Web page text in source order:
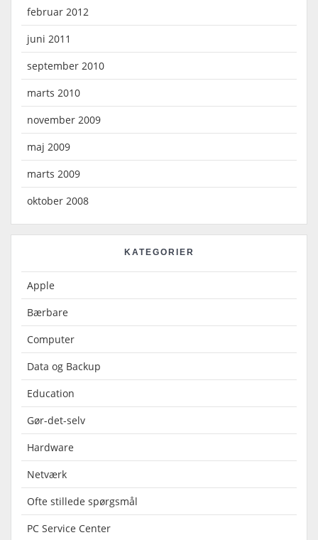
februar 2012
juni 2011
september 2010
marts 2010
november 2009
maj 2009
marts 2009
oktober 2008
KATEGORIER
Apple
Bærbare
Computer
Data og Backup
Education
Gør-det-selv
Hardware
Netværk
Ofte stillede spørgsmål
PC Service Center